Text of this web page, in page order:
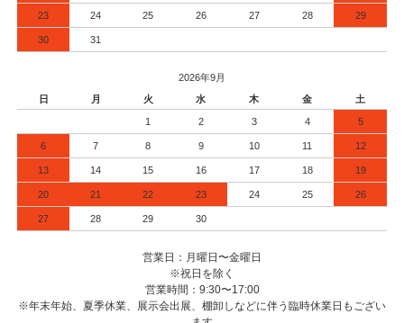
23 24 25 26 27 28 29
30 31
2026年9月
日
月 火 水 木 金 土
1 2 3 4 5
6 7 8 9 10 11 12
13 14 15 16 17 18 19
20 21 22 23 24 25 26
27 28 29 30
営業日：月曜日〜金曜日
※祝日を除く
営業時間：9:30〜17:00
※年末年始、夏季休業、展示会出展、棚卸しなどに伴う臨時休業日もござい